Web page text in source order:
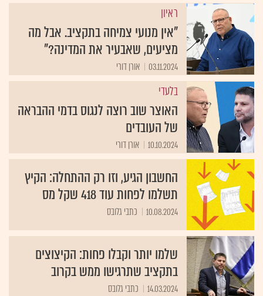
ראיון
"אין מנועי צמיחה בתקציב. אבל מה
מציעים, שאבעיר את המדינה?"
03.11.2024 אורן דורי
בלעדי
האוצר שוב רוצה לנגוס בדמי ההבראה
של העובדים
10.10.2024 אורן דורי
החשבון הגיע, וזו רק ההתחלה: הקיץ
תשלמו לפחות עוד 418 שקל מס
10.08.2024 כתבי גלובס
שלמו יותר וקבלו פחות: הקיצוצים
בתקציב שתרגישו ממש בקרוב
14.03.2024 כתבי גלובס